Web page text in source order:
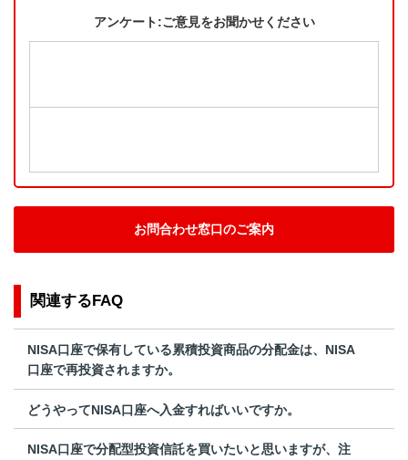
アンケート:ご意見をお聞かせください
お問合わせ窓口のご案内
関連するFAQ
NISA口座で保有している累積投資商品の分配金は、NISA
口座で再投資されますか。
どうやってNISA口座へ入金すればいいですか。
NISA口座で分配型投資信託を買いたいと思いますが、注